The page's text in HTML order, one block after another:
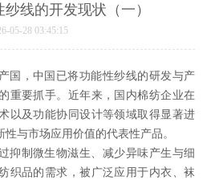
线的开发现状（一）
05-28 03:45:15
国，中国已将功能性纱线的研发与产
重要抓手。近年来，国内棉纺企业在
以及功能协同设计等领域取得显著进
与市场应用价值的代表性产品。
抑制微生物滋生、减少异味产生与细
织品的需求，被广泛应用于内衣、袜